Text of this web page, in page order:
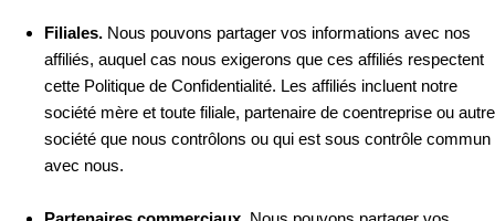
Filiales. Nous pouvons partager vos informations avec nos
affiliés, auquel cas nous exigerons que ces affiliés respectent
cette Politique de Confidentialité. Les affiliés incluent notre
société mère et toute filiale, partenaire de coentreprise ou autre
société que nous contrôlons ou qui est sous contrôle commun
avec nous.